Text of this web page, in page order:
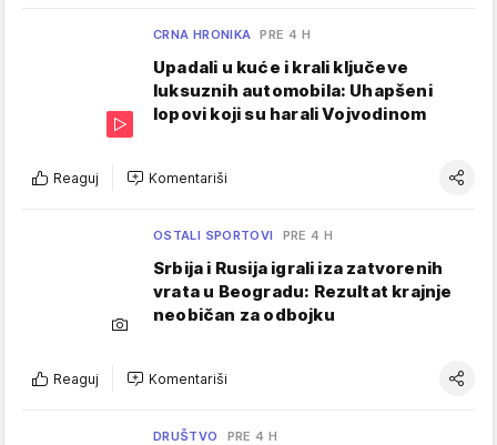
CRNA HRONIKA PRE 4 H
Upadali u kuće i krali ključeve
luksuznih automobila: Uhapšeni
lopovi koji su harali Vojvodinom
Reaguj Komentariši
OSTALI SPORTOVI PRE 4 H
Srbija i Rusija igrali iza zatvorenih
vrata u Beogradu: Rezultat krajnje
neobičan za odbojku
Reaguj Komentariši
DRUŠTVO PRE 4 H